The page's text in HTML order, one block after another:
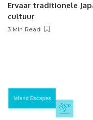
Ervaar traditionele
cultuur
3 Min Read